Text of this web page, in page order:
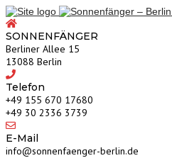
SONNENFÄNGER
Berliner Allee 15
13088 Berlin
Telefon
‎+49 155 670 17680
+49 30 2336 3739
E-Mail
info@sonnenfaenger-berlin.de